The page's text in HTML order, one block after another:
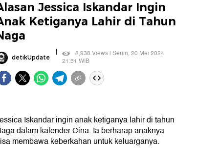
Jessica Iskandar Ingin
Ketiganya Lahir di Tahun
detikUpdate |
8,938 Views | Senin, 20 Mei 2024
21:51 WIB
Iskandar ingin anak ketiganya lahir di tahun
dalam kalender Cina. Ia berharap anaknya
membawa keberkahan untuk keluarganya.